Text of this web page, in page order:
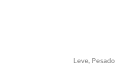
Leve, Pesado